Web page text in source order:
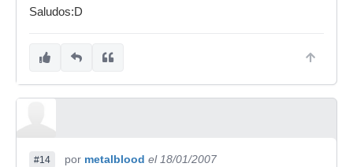
Saludos:D
#14 por metalblood el 18/01/2007